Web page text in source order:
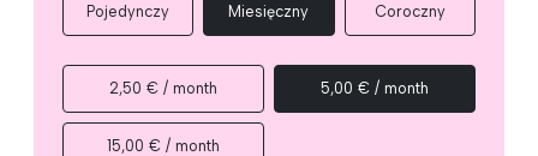
Pojedynczy Miesięczny Coroczny
2,50 € / month 5,00 € / month
15,00 € / month